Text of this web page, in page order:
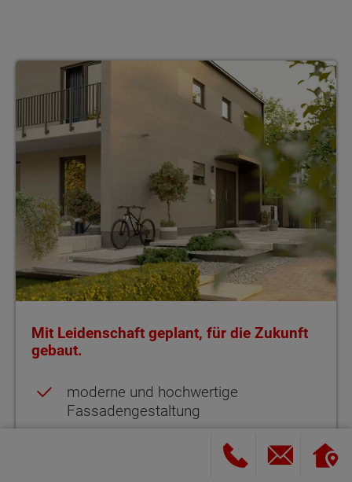
Mit Leidenschaft geplant, für die Zukunft
gebaut.
moderne und hochwertige
Fassadengestaltung
Photovoltaikanlage als Indachmontage
Lichtdurchflutete Zimmer auf zwei